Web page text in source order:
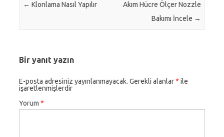
Post navigation
← Klonlama Nasıl Yapılır
Akım Hücre Ölçer Nozzle
Bakımı İncele →
Bir yanıt yazın
E-posta adresiniz yayınlanmayacak. Gerekli alanlar* ile
işaretlenmişlerdir
Yorum *